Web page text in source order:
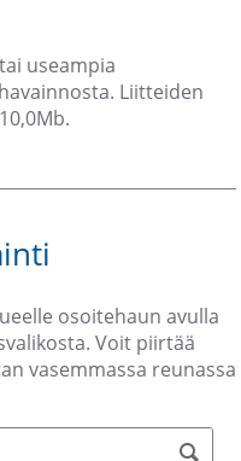
useampia
Liitteiden
osoitehaun avulla
Voit piirtää
vasemmassa reunassa